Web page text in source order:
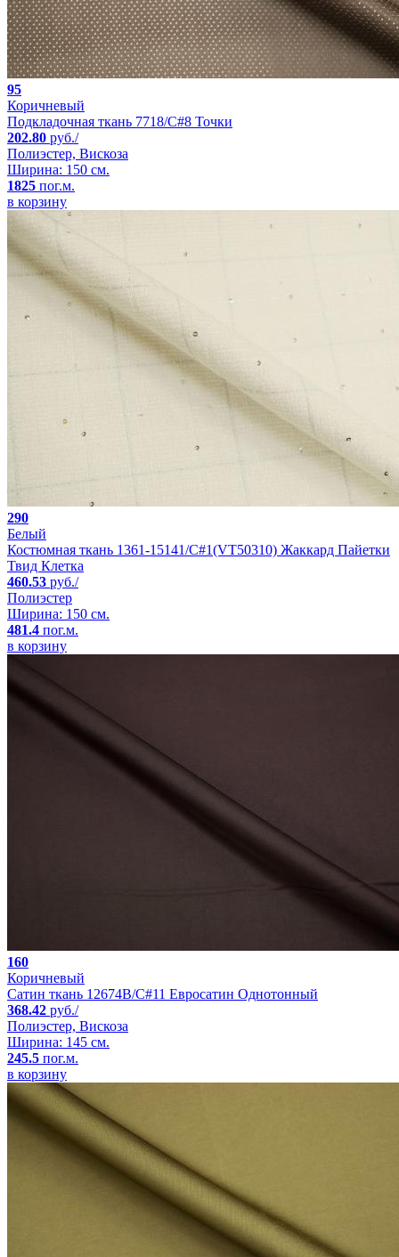
95
Коричневый
Подкладочная ткань 7718/C#8 Точки
202.80 руб./
Полиэстер, Вискоза
Ширина: 150 см.
1825 пог.м.
в корзину
290
Белый
Костюмная ткань 1361-15141/C#1(VT50310) Жаккард Пайетки
Твид Клетка
460.53 руб./
Полиэстер
Ширина: 150 см.
481.4 пог.м.
в корзину
160
Коричневый
Сатин ткань 12674B/C#11 Евросатин Однотонный
368.42 руб./
Полиэстер, Вискоза
Ширина: 145 см.
245.5 пог.м.
в корзину